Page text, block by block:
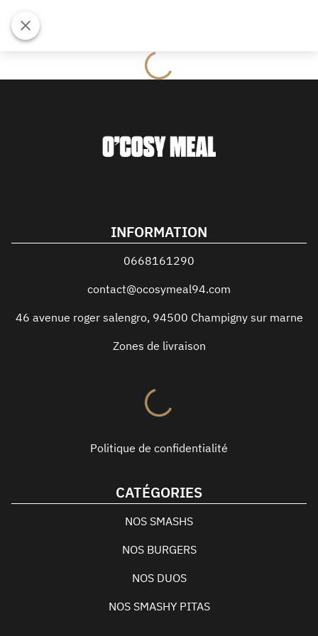
INFORMATION
0668161290
contact@ocosymeal94.com
46 avenue roger salengro, 94500 Champigny sur marne
Zones de livraison
Politique de confidentialité
CATÉGORIES
NOS SMASHS
NOS BURGERS
NOS DUOS
NOS SMASHY PITAS